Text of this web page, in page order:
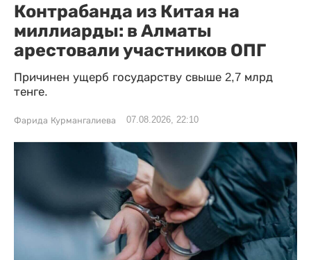
Контрабанда из Китая на
миллиарды: в Алматы
арестовали участников ОПГ
Причинен ущерб государству свыше 2,7 млрд
тенге.
Фарида Курмангалиева 07.08.2026, 22:10